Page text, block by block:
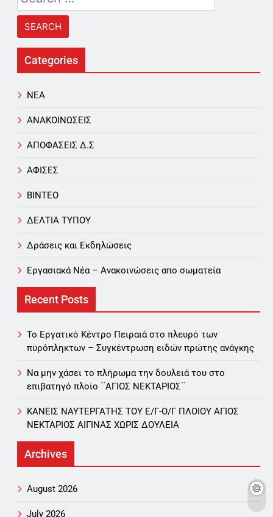
for:
Categories
NEA
ΑΝΑΚΟΙΝΩΣΕΙΣ
ΑΠΟΦΑΣΕΙΣ Δ.Σ
ΑΦΙΣΕΣ
ΒΙΝΤΕΟ
ΔΕΛΤΙΑ ΤΥΠΟΥ
Δράσεις και Εκδηλώσεις
Εργασιακά Νέα – Aνακοινώσεις απο σωματεία
Recent Posts
Το Εργατικό Κέντρο Πειραιά στο πλευρό των
πυρόπληκτων – Συγκέντρωση ειδών πρώτης ανάγκης
Να μην χάσει το πλήρωμα την δουλειά του στο
επιβατηγό πλοίο ΄΄ΑΓΙΟΣ ΝΕΚΤΑΡΙΟΣ΄΄
ΚΑΝΕΙΣ ΝΑΥΤΕΡΓΑΤΗΣ TOY Ε/Γ-Ο/Γ ΠΛΟΙΟY ΑΓΙΟΣ
ΝΕΚΤΑΡΙΟΣ ΑΙΓΙΝΑΣ ΧΩΡΙΣ ΔΟΥΛΕΙΑ
Archives
August 2026
July 2026